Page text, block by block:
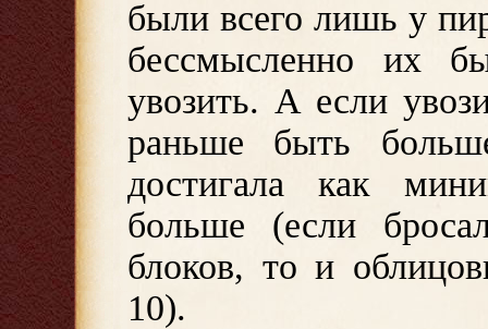
были всего лишь у
бессмысленно их
увозить. А если
раньше быть
достигала как
больше (если
блоков, то и
10).